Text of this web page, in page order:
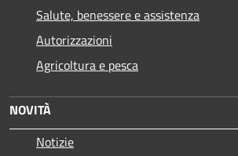
Salute, benessere e assistenza
Autorizzazioni
Agricoltura e pesca
NOVITÀ
Notizie